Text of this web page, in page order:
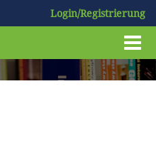
Login/Registrierung